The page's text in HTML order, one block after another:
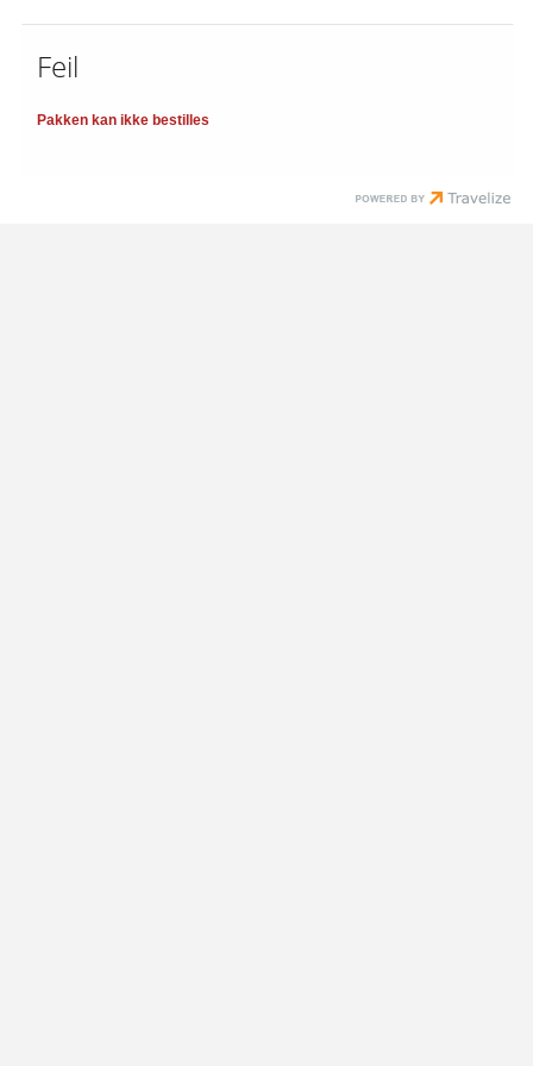
Feil
Pakken kan ikke bestilles